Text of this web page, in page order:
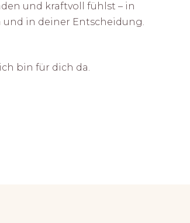
und kraftvoll fühlst – in
in deiner Entscheidung.
bin für dich da.